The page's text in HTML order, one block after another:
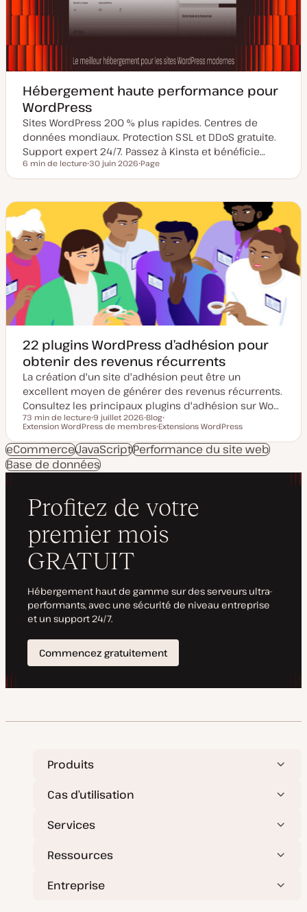
Hébergement haute performance pour
WordPress
Sites WordPress 200 % plus rapides. Centres de
données mondiaux. Protection SSL et DDoS gratuite.
Support expert 24/7. Passez à Kinsta et bénéficie…
Temps de lecture
6 min de lecture
a
e
e
à
j
o
30 juin 2026
y
e
d
e
p
l
i
a
o
n
Page
22 plugins WordPress d’adhésion pour
obtenir des revenus récurrents
La création d'un site d'adhésion peut être un
excellent moyen de générer des revenus récurrents.
Consultez les principaux plugins d'adhésion sur Wo…
Temps de lecture
73 min de lecture
D
t
e
d
e
e
à
o
u
r
9 juillet 2026
T
p
e
e
a
t
Blog
S
j
e
Extension WordPress de membres
u
j
t
Extensions WordPress
eCommerceJavaScriptPerformance du site web
Base de données
Produits
Cas d’utilisation
Services
Ressources
Entreprise